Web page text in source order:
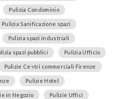
Pulizia Condominio
Pulizia Sanificazione spazi
Pulizia spazi industriali
spazi pubblici Pulizia Ufficio
Pulizie Centri commerciali Firenze
Pulizie Hotel
in Negozio Pulizie Uffici